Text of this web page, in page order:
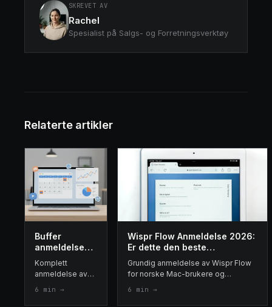
SKREVET AV
Rachel
Spesialist på Salgs- og Forretningsverktøy
Relaterte artikler
Buffer
anmeldelse
2026: beste
verktøy for
sosiale
medier?
Komplett
anmeldelse av
Buffer 2026:
6 min →
Wispr Flow Anmeldelse 2026:
Er dette den beste
dikteringsappen for Mac?
Grundig anmeldelse av Wispr Flow
for norske Mac-brukere og
profesjonelle. Pris, funksjoner,
6 min →